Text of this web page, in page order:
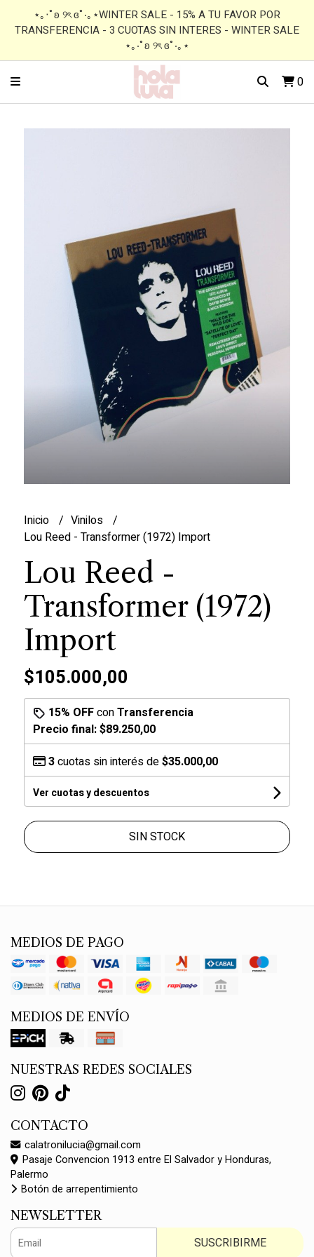
⋆｡‧˚ʚ ୨ৎ ɞ˚‧｡⋆WINTER SALE - 15% A TU FAVOR POR
TRANSFERENCIA - 3 CUOTAS SIN INTERES - WINTER SALE
⋆｡‧˚ʚ ୨ৎ ɞ˚‧｡⋆
0
Inicio
Vinilos
Lou Reed - Transformer (1972) Import
Lou Reed -
Transformer (1972)
Import
$105.000,00
15% OFFconTransferencia
Precio final:$89.250,00
3cuotas sin interés de$35.000,00
Ver cuotas y descuentos
SIN STOCK
MEDIOS DE PAGO
MEDIOS DE ENVÍO
NUESTRAS REDES SOCIALES
CONTACTO
calatronilucia@gmail.com
Pasaje Convencion 1913 entre El Salvador y Honduras,
Palermo
Botón de arrepentimiento
NEWSLETTER
SUSCRIBIRME